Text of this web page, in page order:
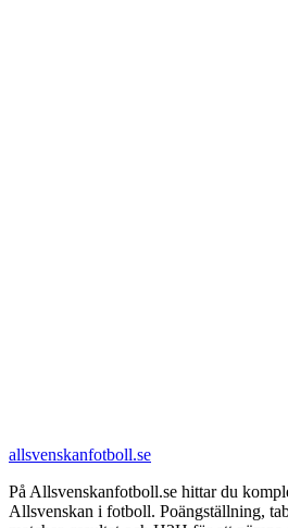
allsvenskanfotboll.se
På Allsvenskanfotboll.se hittar du
Allsvenskan i fotboll. Poängställning,